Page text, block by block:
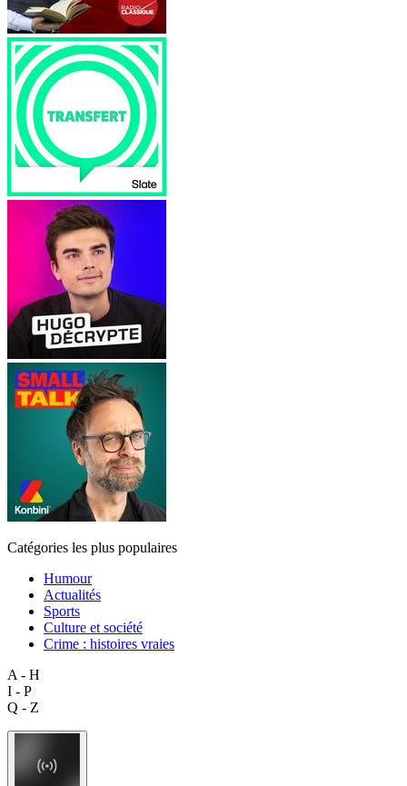
Catégories les plus populaires
Humour
Actualités
Sports
Culture et société
Crime : histoires vraies
A - H
I - P
Q - Z